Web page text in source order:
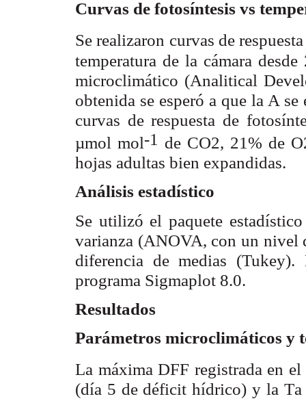
Curvas de fotosíntesis vs
Se realizaron curvas de
temperatura de la cámara
microclimático (Analitical
obtenida se esperó a que la A
curvas de respuesta de
µmol mol-1 de CO2, 21% de O
hojas adultas bien expandidas.
Análisis estadístico
Se utilizó el paquete
varianza (ANOVA, con un nivel
diferencia de medias
programa Sigmaplot 8.0.
Resultados
Parámetros microclimáticos y
La máxima DFF registrada en
(día 5 de déficit hídrico) y la T